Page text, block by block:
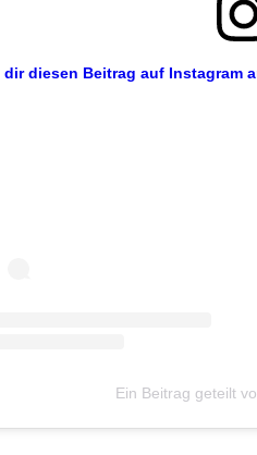
dir diesen Beitrag auf Instagram
Ein Beitrag geteilt